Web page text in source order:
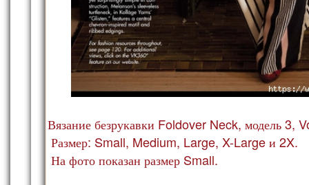
Вязание безрукавки Foldover Neck, модель 3,
Размер: Small, Medium, Large, X-Large и 2X.
На фото показан размер Small.